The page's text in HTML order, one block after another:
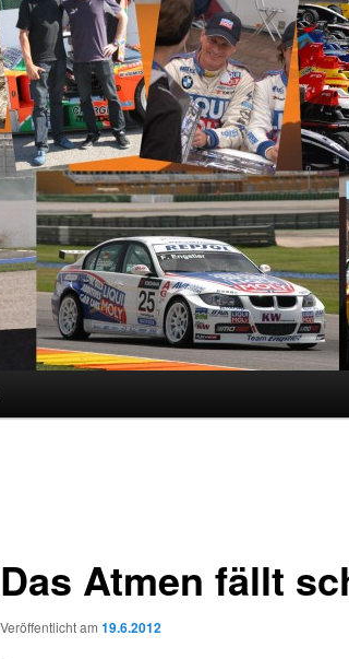
Das Atmen fällt
Veröffentlicht am 19.6.2012